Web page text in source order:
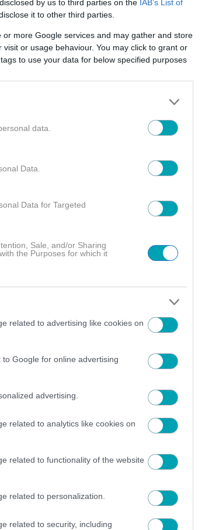
by us to third parties on the IAB’s List of
it to other third parties.
more Google services and may gather and store
or usage behaviour. You may click to grant or
to use your data for below specified purposes
data.
Data.
Data for Targeted
Sale, and/or Sharing
the Purposes for which it
related to advertising like cookies on
Google for online advertising
advertising.
related to analytics like cookies on
related to functionality of the website
related to personalization.
related to security, including
ΒΑΦΤΙΣΗ
NEWS
«έλιωσε» το Instagram
Διαζύγιο
τον γιο